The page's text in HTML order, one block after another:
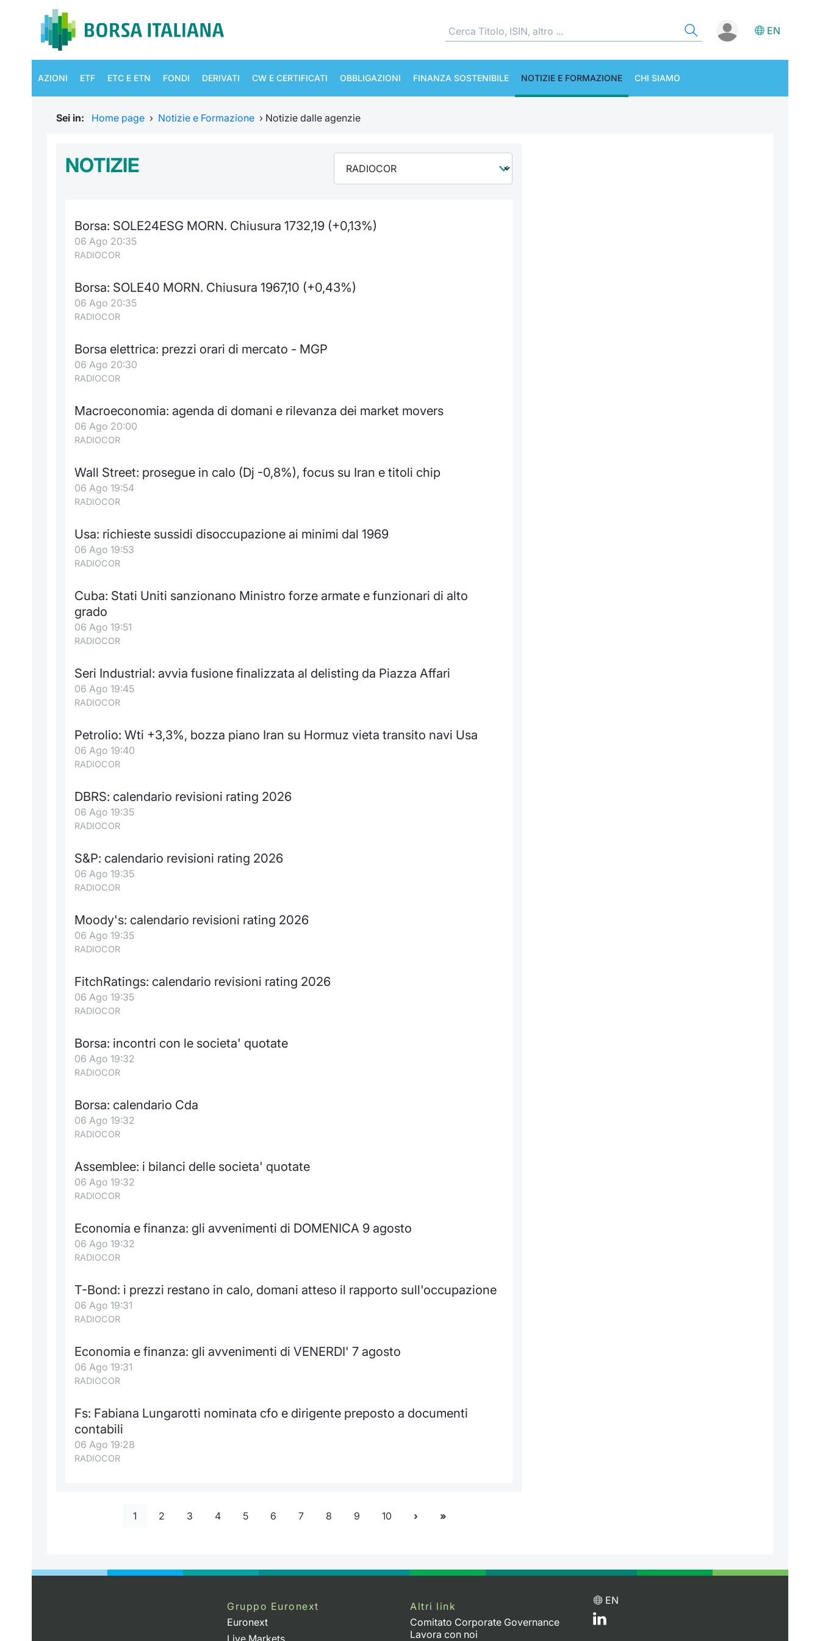
EN
AZIONI ETF ETC E ETN FONDI DERIVATI CW E CERTIFICATI OBBLIGAZIONI FINANZA SOSTENIBILE NOTIZIE E FORMAZIONE CHI SIAMO
Sei in: Home page › Notizie e Formazione › Notizie dalle agenzie
NOTIZIE
Borsa: SOLE24ESG MORN. Chiusura 1732,19 (+0,13%)
06 Ago 20:35
RADIOCOR
Borsa: SOLE40 MORN. Chiusura 1967,10 (+0,43%)
06 Ago 20:35
RADIOCOR
Borsa elettrica: prezzi orari di mercato - MGP
06 Ago 20:30
RADIOCOR
Macroeconomia: agenda di domani e rilevanza dei market movers
06 Ago 20:00
RADIOCOR
Wall Street: prosegue in calo (Dj -0,8%), focus su Iran e titoli chip
06 Ago 19:54
RADIOCOR
Usa: richieste sussidi disoccupazione ai minimi dal 1969
06 Ago 19:53
RADIOCOR
Cuba: Stati Uniti sanzionano Ministro forze armate e funzionari di alto
grado
06 Ago 19:51
RADIOCOR
Seri Industrial: avvia fusione finalizzata al delisting da Piazza Affari
06 Ago 19:45
RADIOCOR
Petrolio: Wti +3,3%, bozza piano Iran su Hormuz vieta transito navi Usa
06 Ago 19:40
RADIOCOR
DBRS: calendario revisioni rating 2026
06 Ago 19:35
RADIOCOR
S&P: calendario revisioni rating 2026
06 Ago 19:35
RADIOCOR
Moody's: calendario revisioni rating 2026
06 Ago 19:35
RADIOCOR
FitchRatings: calendario revisioni rating 2026
06 Ago 19:35
RADIOCOR
Borsa: incontri con le societa' quotate
06 Ago 19:32
RADIOCOR
Borsa: calendario Cda
06 Ago 19:32
RADIOCOR
Assemblee: i bilanci delle societa' quotate
06 Ago 19:32
RADIOCOR
Economia e finanza: gli avvenimenti di DOMENICA 9 agosto
06 Ago 19:32
RADIOCOR
T-Bond: i prezzi restano in calo, domani atteso il rapporto sull'occupazione
06 Ago 19:31
RADIOCOR
Economia e finanza: gli avvenimenti di VENERDI' 7 agosto
06 Ago 19:31
RADIOCOR
Fs: Fabiana Lungarotti nominata cfo e dirigente preposto a documenti
contabili
06 Ago 19:28
RADIOCOR
1 2 3 4 5 6 7 8 9 10
Gruppo Euronext
Euronext
Live Markets
Altri link
Comitato Corporate Governance
Lavora con noi
EN